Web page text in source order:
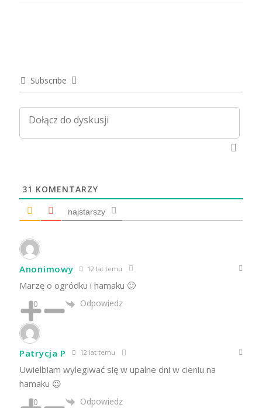
Subscribe
31 KOMENTARZY
najstarszy
Anonimowy 12 lat temu
Marzę o ogródku i hamaku 🙂
0 Odpowiedz
Patrycja P 12 lat temu
Uwielbiam wylegiwać się w upalne dni w cieniu na
hamaku 😉
0 Odpowiedz